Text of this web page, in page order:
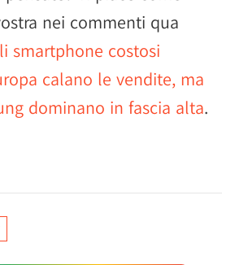
nei commenti qua
smartphone costosi
calano le vendite, ma
dominano in fascia alta.